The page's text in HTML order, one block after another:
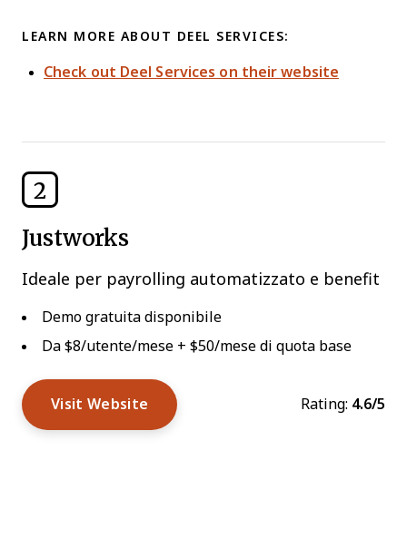
LEARN MORE ABOUT DEEL SERVICES:
Check out Deel Services on their website
2
Justworks
Ideale per payrolling automatizzato e benefit
Demo gratuita disponibile
Da $8/utente/mese + $50/mese di quota base
Visit Website Rating: 4.6/5